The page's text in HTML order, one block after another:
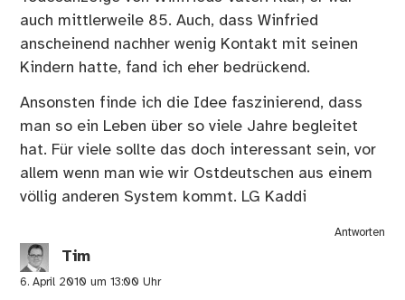
auch mittlerweile 85. Auch, dass Winfried
anscheinend nachher wenig Kontakt mit seinen
Kindern hatte, fand ich eher bedrückend.
Ansonsten finde ich die Idee faszinierend, dass
man so ein Leben über so viele Jahre begleitet
hat. Für viele sollte das doch interessant sein, vor
allem wenn man wie wir Ostdeutschen aus einem
völlig anderen System kommt. LG Kaddi
Antworten
Tim
6. April 2010 um 13:00 Uhr